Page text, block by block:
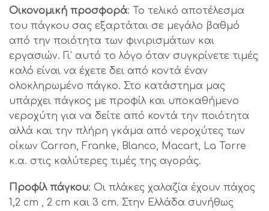
Οικονομική προσφορά: Το τελικό αποτέλεσμα
του πάγκου σας εξαρτάται σε μεγάλο βαθμό
από την ποιότητα των φινιρισμάτων και
εργασιών. Γι’ αυτό το λόγο όταν συγκρίνετε τιμές
καλό είναι να έχετε δει από κοντά έναν
ολοκληρωμένο πάγκο. Στο κατάστημα μας
υπάρχει πάγκος με προφίλ και υποκαθήμενο
νεροχύτη για να δείτε από κοντά την ποιότητα
αλλά και την πλήρη γκάμα από νεροχύτες των
οίκων Carron, Franke, Blanco, Macart, La Torre
κ.α. στις καλύτερες τιμές της αγοράς.
Προφίλ πάγκου: Οι πλάκες χαλαζία έχουν πάχος
1,2 cm , 2 cm και 3 cm. Στην Ελλάδα συνήθως